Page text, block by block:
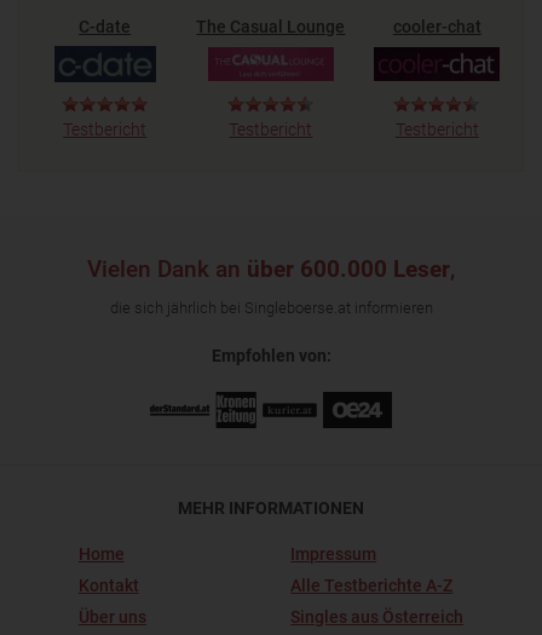
C-date
Testbericht
The Casual Lounge
Testbericht
cooler-chat
Testbericht
Vielen Dank an über 600.000 Leser,
die sich jährlich bei Singleboerse.at informieren
Empfohlen von:
MEHR INFORMATIONEN
Home
Kontakt
Über uns
Impressum
Alle Testberichte A-Z
Singles aus Österreich